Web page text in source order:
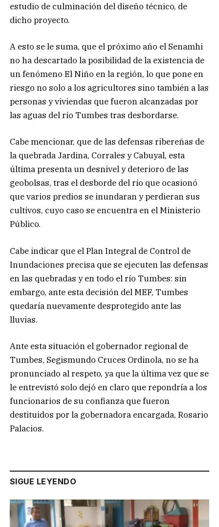
estudio de culminación del diseño técnico, de
dicho proyecto.
A esto se le suma, que el próximo año el Senamhi
no ha descartado la posibilidad de la existencia de
un fenómeno El Niño en la región, lo que pone en
riesgo no solo a los agricultores sino también a las
personas y viviendas que fueron alcanzadas por
las aguas del río Tumbes tras desbordarse.
Cabe mencionar, que de las defensas ribereñas de
la quebrada Jardina, Corrales y Cabuyal, esta
última presenta un desnivel y deterioro de las
geobolsas, tras el desborde del río que ocasionó
que varios predios se inundaran y perdieran sus
cultivos, cuyo caso se encuentra en el Ministerio
Público.
Cabe indicar que el Plan Integral de Control de
Inundaciones precisa que se ejecuten las defensas
en las quebradas y en todo el río Tumbes: sin
embargo, ante esta decisión del MEF, Tumbes
quedaría nuevamente desprotegido ante las
lluvias.
Ante esta situación el gobernador regional de
Tumbes, Segismundo Cruces Ordinola, no se ha
pronunciado al respeto, ya que la última vez que se
le entrevistó solo dejó en claro que repondría a los
funcionarios de su confianza que fueron
destituidos por la gobernadora encargada, Rosario
Palacios.
SIGUE LEYENDO